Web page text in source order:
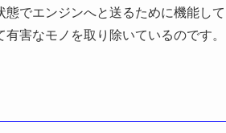
でエンジンへと送るために機能して
害なモノを取り除いているのです。